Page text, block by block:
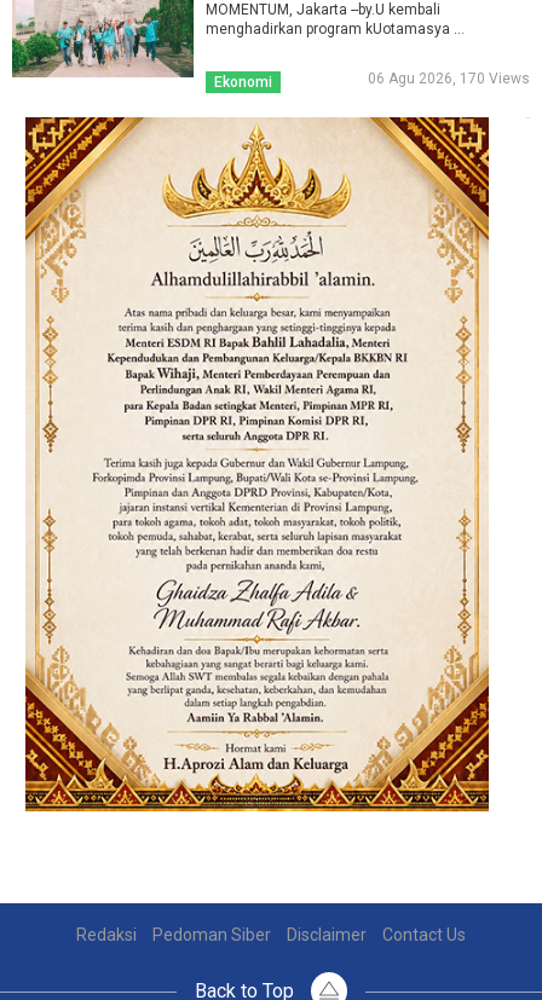
MOMENTUM, Jakarta --by.U kembali
menghadirkan program kUotamasya ...
Ekonomi 06 Agu 2026, 170 Views
Redaksi Pedoman Siber Disclaimer Contact Us
Back to Top